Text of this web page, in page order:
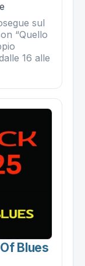
sul
“Quello
16 alle
Blues